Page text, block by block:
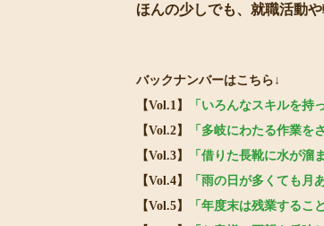
ほんの少しでも、就職活動
バックナンバーはこちら↓
【Vol.1】
「いろんなスキルを持
【Vol.2】
「多岐にわたる作業を
【Vol.3】
「借りた長靴に水が溜
【Vol.4】
「雨の日が多くても月
【Vol.5】
「年度末は残業するこ